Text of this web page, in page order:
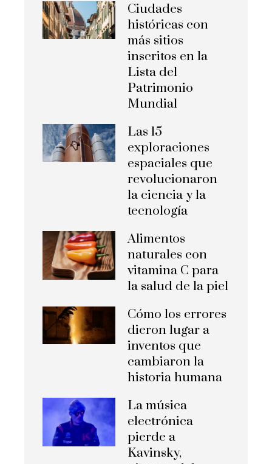
Ciudades
históricas con
más sitios
inscritos en la
Lista del
Patrimonio
Mundial
Las 15
exploraciones
espaciales que
revolucionaron
la ciencia y la
tecnología
Alimentos
naturales con
vitamina C para
la salud de la piel
Cómo los errores
dieron lugar a
inventos que
cambiaron la
historia humana
La música
electrónica
pierde a
Kavinsky,